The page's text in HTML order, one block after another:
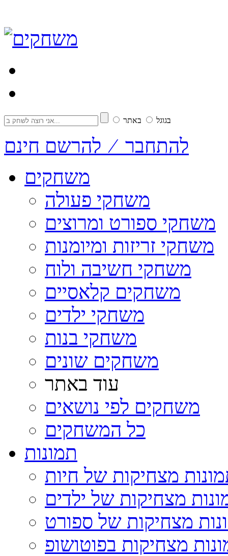
בגוגל באתר
להתחבר ⁄ להרשם חינם
משחקים
משחקי פעולה
משחקי ספורט ומרוצים
משחקי זריזות ומיומנות
משחקי חשיבה ולוח
משחקים קלאסיים
משחקי ילדים
משחקי בנות
משחקים שונים
עוד באתר
משחקים לפי נושאים
כל המשחקים
תמונות
מצחיקות של חיות
מצחיקות של ילדים
מצחיקות של ספורט
מצחיקות בפוטושופ